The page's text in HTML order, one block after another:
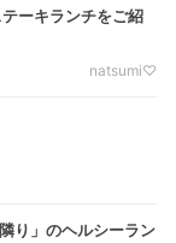
ーキランチをご紹
natsumi♡
り」のヘルシーラン